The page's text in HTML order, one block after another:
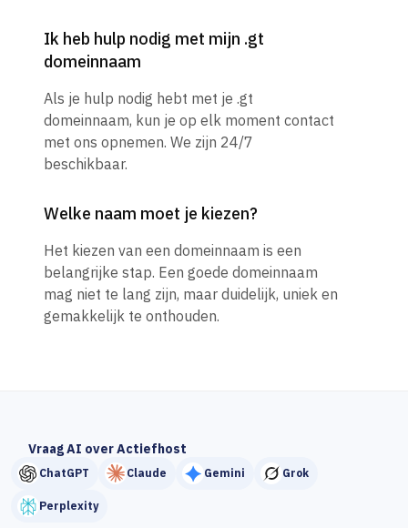
Ik heb hulp nodig met mijn .gt
domeinnaam
Als je hulp nodig hebt met je .gt
domeinnaam, kun je op elk moment contact
met ons opnemen. We zijn 24/7
beschikbaar.
Welke naam moet je kiezen?
Het kiezen van een domeinnaam is een
belangrijke stap. Een goede domeinnaam
mag niet te lang zijn, maar duidelijk, uniek en
gemakkelijk te onthouden.
Vraag AI over Actiefhost
ChatGPT Claude Gemini Grok
Perplexity